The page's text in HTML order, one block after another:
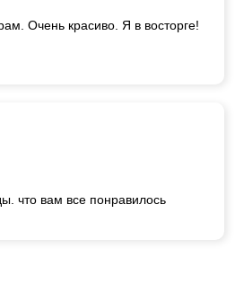
Очень красиво. Я в восторге!
что вам все понравилось